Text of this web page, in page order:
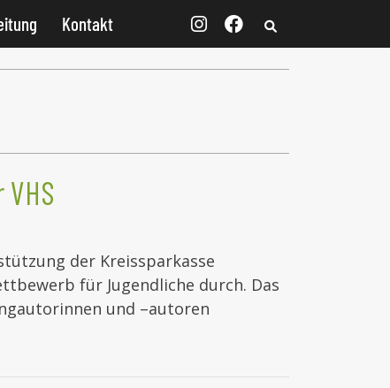
Kontakt
der Kreissparkasse
für Jugendliche durch. Das
und –autoren